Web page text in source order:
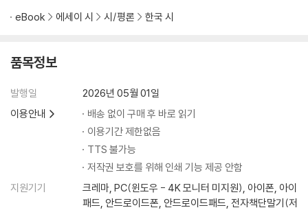
빠마
넘너리 연가
봄날은 간다
내려놓지 못하는 밤
eBook 에세이 시 시/평론 한국 시
품목정보
발행일
2026년 05월 01일
이용안내
배송 없이 구매 후 바로 읽기
이용기간 제한없음
TTS 불가능
저작권 보호를 위해 인쇄 기능 제공 안함
지원기기
크레마, PC(윈도우 - 4K 모니터 미지원), 아이폰, 아이
패드, 안드로이드폰, 안드로이드패드, 전자책단말기(저